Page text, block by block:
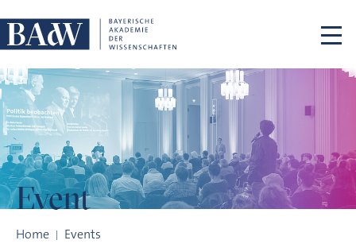
Event
Home Events